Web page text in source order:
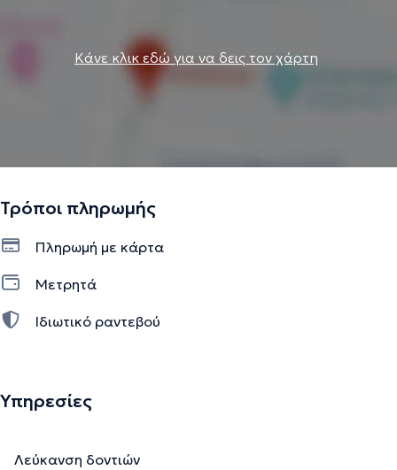
Κάνε κλικ εδώ για να δεις τον χάρτη
Τρόποι πληρωμής
Πληρωμή με κάρτα
Μετρητά
Ιδιωτικό ραντεβού
Υπηρεσίες
Λεύκανση δοντιών